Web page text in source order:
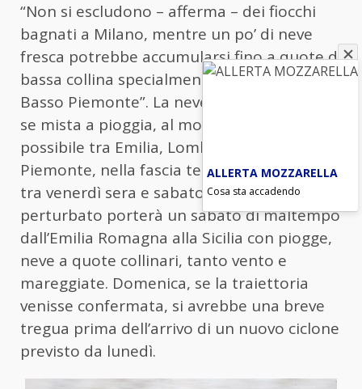
“Non si escludono – afferma – dei fiocchi
bagnati a Milano, mentre un po’ di neve
fresca potrebbe accumularsi fino a quote di
bassa collina specialmente tra Emilia e
Basso Piemonte”. La neve in pianura, anche
se mista a pioggia, al momento sembra
possibile tra Emilia, Lombardia e Basso
Piemonte, nella fascia temporale compresa
tra venerdì sera e sabato mattina. Il tempo
perturbato porterà un sabato di maltempo
dall’Emilia Romagna alla Sicilia con piogge,
neve a quote collinari, tanto vento e
mareggiate. Domenica, se la traiettoria
venisse confermata, si avrebbe una breve
tregua prima dell’arrivo di un nuovo ciclone
previsto da lunedì.
ALLERTA MOZZARELLA
Cosa sta accadendo